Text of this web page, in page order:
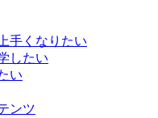
手くなりたい
したい
い
ンツ